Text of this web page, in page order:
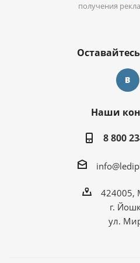
получения
Наши
8 800
424005,
г.
ул.